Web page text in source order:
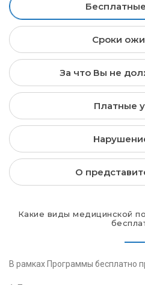
Сроки
За что Вы не
Платные
О
Какие виды медицинской
В рамках Программы бесплатно